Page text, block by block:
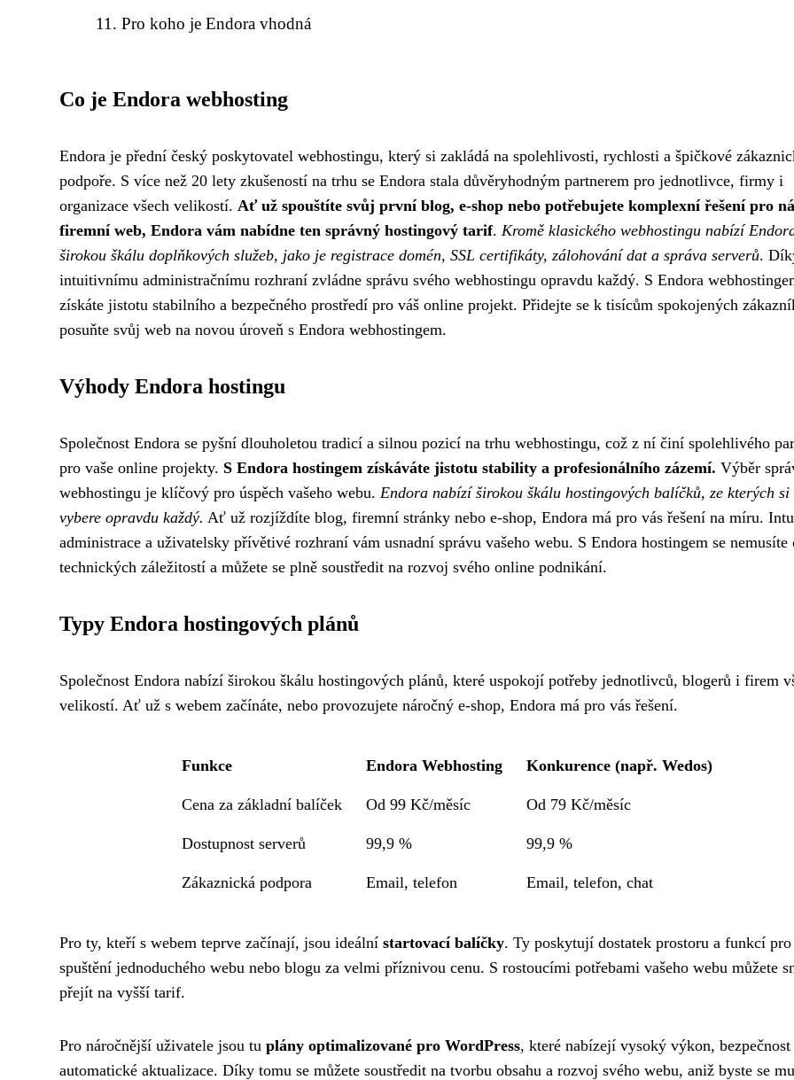
Pro koho je Endora vhodná
Co je Endora webhosting
Endora je přední český poskytovatel webhostingu, který si zakládá na spolehlivosti, rychlosti a špičkové
podpoře. S více než 20 lety zkušeností na trhu se Endora stala důvěryhodným partnerem pro jednotlivce, firmy i
organizace všech velikostí. Ať už spouštíte svůj první blog, e-shop nebo potřebujete komplexní řešení pro
firemní web, Endora vám nabídne ten správný hostingový tarif. Kromě klasického webhostingu nabízí
širokou škálu doplňkových služeb, jako je registrace domén, SSL certifikáty, zálohování dat a správa serverů.
intuitivnímu administračnímu rozhraní zvládne správu svého webhostingu opravdu každý. S Endora
získáte jistotu stabilního a bezpečného prostředí pro váš online projekt. Přidejte se k tisícům spokojených
posuňte svůj web na novou úroveň s Endora webhostingem.
Výhody Endora hostingu
Společnost Endora se pyšní dlouholetou tradicí a silnou pozicí na trhu webhostingu, což z ní činí spolehlivého
pro vaše online projekty. S Endora hostingem získáváte jistotu stability a profesionálního zázemí. Výběr
webhostingu je klíčový pro úspěch vašeho webu. Endora nabízí širokou škálu hostingových balíčků, ze kterých si
vybere opravdu každý. Ať už rozjíždíte blog, firemní stránky nebo e-shop, Endora má pro vás řešení na míru.
administrace a uživatelsky přívětivé rozhraní vám usnadní správu vašeho webu. S Endora hostingem se nemusíte
technických záležitostí a můžete se plně soustředit na rozvoj svého online podnikání.
Typy Endora hostingových plánů
Společnost Endora nabízí širokou škálu hostingových plánů, které uspokojí potřeby jednotlivců, blogerů i firem
velikostí. Ať už s webem začínáte, nebo provozujete náročný e-shop, Endora má pro vás řešení.
Funkce Endora Webhosting Konkurence (např. Wedos)
Cena za základní balíček Od 99 Kč/měsíc Od 79 Kč/měsíc
Dostupnost serverů 99,9 % 99,9 %
Zákaznická podpora Email, telefon Email, telefon, chat
Pro ty, kteří s webem teprve začínají, jsou ideální startovací balíčky. Ty poskytují dostatek prostoru a funkcí pro
spuštění jednoduchého webu nebo blogu za velmi příznivou cenu. S rostoucími potřebami vašeho webu můžete
přejít na vyšší tarif.
Pro náročnější uživatele jsou tu plány optimalizované pro WordPress, které nabízejí vysoký výkon, bezpečnost
automatické aktualizace. Díky tomu se můžete soustředit na tvorbu obsahu a rozvoj svého webu, aniž byste se